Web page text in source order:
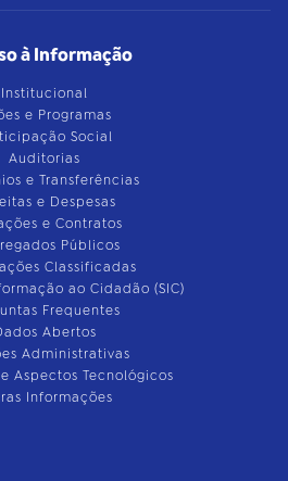
à Informação
Institucional
e Programas
Social
Auditorias
e Transferências
e Despesas
e Contratos
Públicos
Classificadas
ao Cidadão (SIC)
Frequentes
Abertos
Administrativas
Aspectos Tecnológicos
Informações